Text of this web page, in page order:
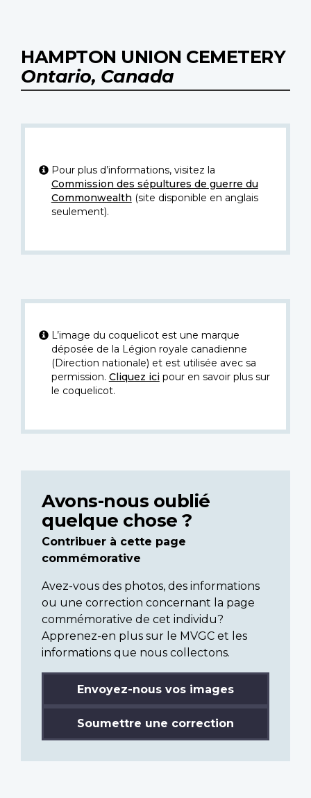
HAMPTON UNION CEMETERY
Ontario, Canada
Pour plus d’informations, visitez la
Commission des sépultures de guerre du
Commonwealth (site disponible en anglais
seulement).
L’image du coquelicot est une marque
déposée de la Légion royale canadienne
(Direction nationale) et est utilisée avec sa
permission. Cliquez icipour en savoir plus sur
le coquelicot.
Avons-nous oublié
quelque chose ?
Contribuer à cette page
commémorative
Avez-vous des photos, des informations
ou une correction concernant la page
commémorative de cet individu?
Apprenez-en plus sur le MVGC et les
informations que nous collectons.
Envoyez-nous vos images
Soumettre une correction